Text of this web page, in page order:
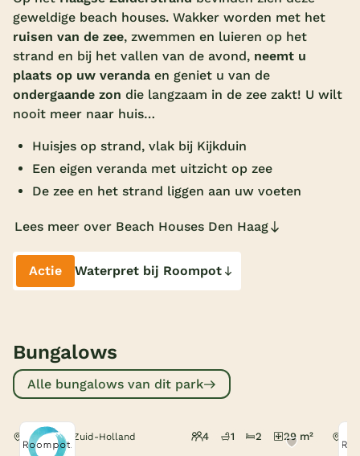
Overdekt zwembad
Wildwaterbaan
Indoor speeltuin
Alle populaire faciliteiten
Keuzehulp
Bestemmingen
Nederland
Veluwe
België
geweldige beach houses. Wakker worden met het
ruisen van de zee, zwemmen en luieren op het
strand en bij het vallen van de avond, neemt u
plaats op uw veranda en geniet u van de
ondergaande zon die langzaam in de zee zakt! U wilt
nooit meer naar huis…
Huisjes op strand, vlak bij Kijkduin
Een eigen veranda met uitzicht op zee
De zee en het strand liggen aan uw voeten
Lees meer over Beach Houses Den Haag
Actie Waterpret bij Roompot
Bungalows
Alle bungalows van dit park
Den Haag, Zuid-Holland 4 1 2 29 m²